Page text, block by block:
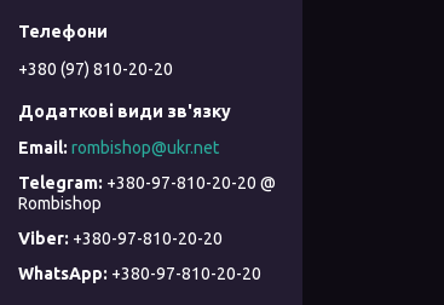
+380 (97) 810-20-20
rombishop@ukr.net
+380-97-810-20-20 @
Rombishop
+380-97-810-20-20
+380-97-810-20-20